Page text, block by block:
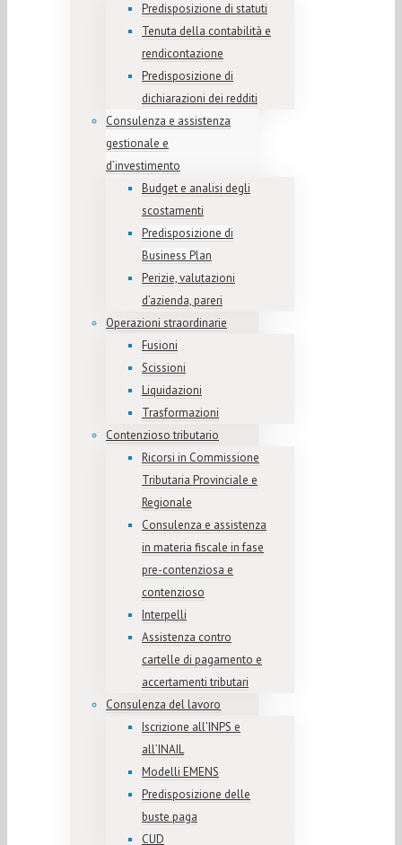
Predisposizione di statuti
Tenuta della contabilità e
rendicontazione
Predisposizione di
dichiarazioni dei redditi
Consulenza e assistenza
gestionale e
d’investimento
Budget e analisi degli
scostamenti
Predisposizione di
Business Plan
Perizie, valutazioni
d’azienda, pareri
Operazioni straordinarie
Fusioni
Scissioni
Liquidazioni
Trasformazioni
Contenzioso tributario
Ricorsi in Commissione
Tributaria Provinciale e
Regionale
Consulenza e assistenza
in materia fiscale in fase
pre-contenziosa e
contenzioso
Interpelli
Assistenza contro
cartelle di pagamento e
accertamenti tributari
Consulenza del lavoro
Iscrizione all’INPS e
all’INAIL
Modelli EMENS
Predisposizione delle
buste paga
CUD